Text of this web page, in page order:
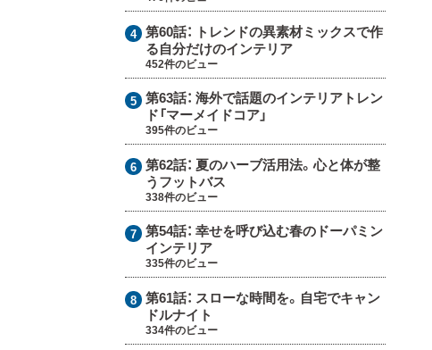
第60話： トレンドの異素材ミックスで作
る自分だけのインテリア
452件のビュー
第63話： 海外で話題のインテリアトレン
ド「マーメイドコア」
395件のビュー
第62話： 夏のハーブ活用法。心と体が整
うフットバス
338件のビュー
第54話： 幸せを呼び込む春のドーパミン
インテリア
335件のビュー
第61話： スローな時間を。自宅でキャン
ドルナイト
334件のビュー